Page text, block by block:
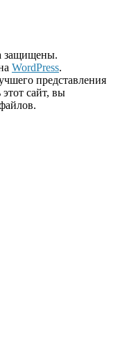
защищены.
WordPress.
представления
сайт, вы